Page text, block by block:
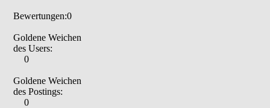
Bewertungen:0
Goldene Weichen
des Users:
0
Goldene Weichen
des Postings:
0